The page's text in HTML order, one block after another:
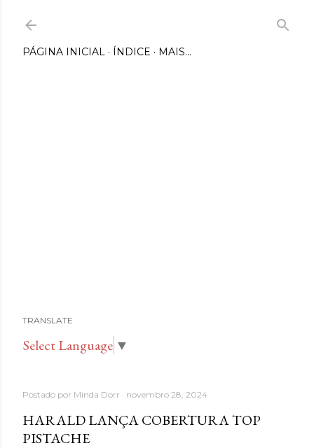
PÁGINA INICIAL ÍNDICE MAIS…
TRANSLATE
Select Language ▼
Postado por Minda Dorr novembro 28, 2024
HARALD LANÇA COBERTURA TOP
PISTACHE